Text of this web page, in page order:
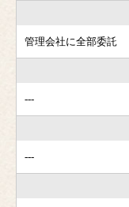
管理会社に全部委託
---
---